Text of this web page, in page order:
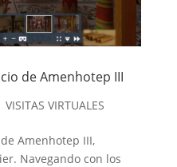
de Amenhotep III
VISITAS VIRTUALES
Amenhotep III,
Navegando con los